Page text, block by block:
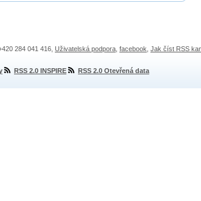
284 041 416, Uživatelská podpora facebook Jak číst RSS
RSS 2.0 INSPIRE RSS 2.0 Otevřená data